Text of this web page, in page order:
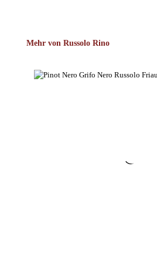
Produktgalerie überspringen
Mehr von Russolo Rino